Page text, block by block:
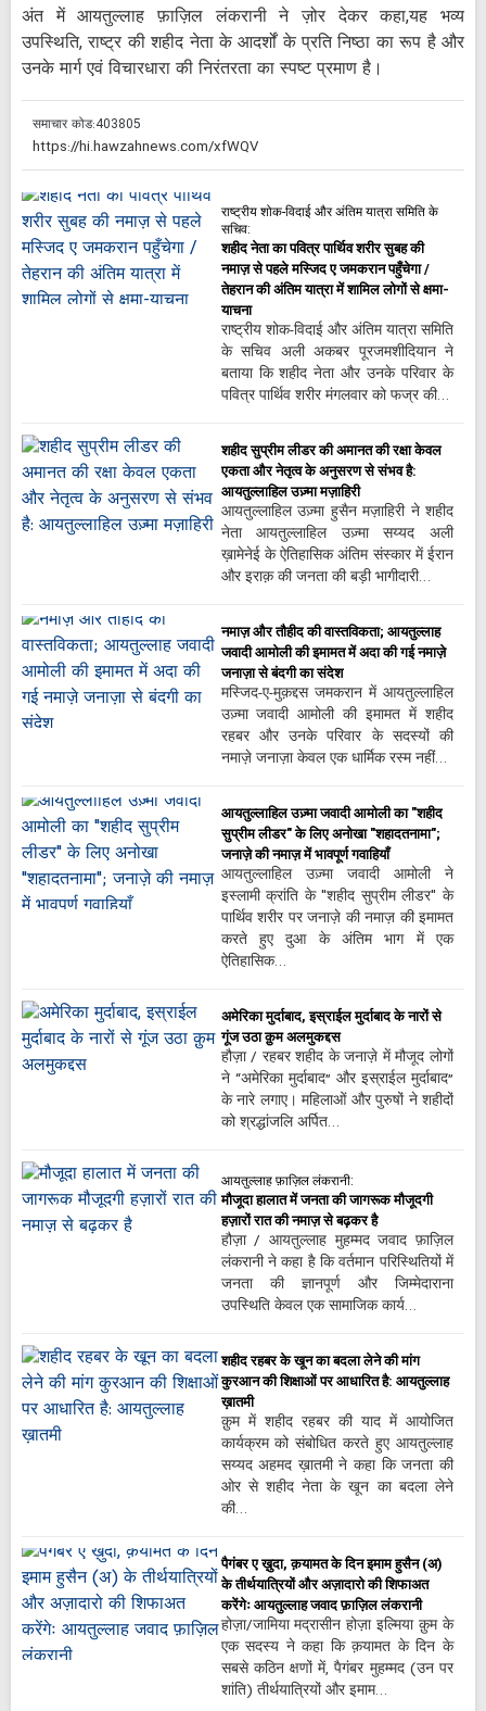
अंत में आयतुल्लाह फ़ाज़िल लंकरानी ने ज़ोर देकर कहा,यह भव्य
उपस्थिति, राष्ट्र की शहीद नेता के आदर्शों के प्रति निष्ठा का रूप है और
उनके मार्ग एवं विचारधारा की निरंतरता का स्पष्ट प्रमाण है।
समाचार कोड:403805
राष्ट्रीय शोक-विदाई और अंतिम यात्रा समिति के
सचिव:
शहीद नेता का पवित्र पार्थिव शरीर सुबह की
नमाज़ से पहले मस्जिद ए जमकरान पहुँचेगा /
तेहरान की अंतिम यात्रा में शामिल लोगों से क्षमा-
याचना
राष्ट्रीय शोक-विदाई और अंतिम यात्रा समिति
के सचिव अली अकबर पूरजमशीदियान ने
बताया कि शहीद नेता और उनके परिवार के
पवित्र पार्थिव शरीर मंगलवार को फज्र की…
शहीद सुप्रीम लीडर की अमानत की रक्षा केवल
एकता और नेतृत्व के अनुसरण से संभव है:
आयतुल्लाहिल उज़्मा मज़ाहिरी
आयतुल्लाहिल उज़्मा हुसैन मज़ाहिरी ने शहीद
नेता आयतुल्लाहिल उज़्मा सय्यद अली
ख़ामेनेई के ऐतिहासिक अंतिम संस्कार में ईरान
और इराक़ की जनता की बड़ी भागीदारी…
नमाज़ और तौहीद की वास्तविकता; आयतुल्लाह
जवादी आमोली की इमामत में अदा की गई नमाज़े
जनाज़ा से बंदगी का संदेश
मस्जिद-ए-मुक़द्दस जमकरान में आयतुल्लाहिल
उज़्मा जवादी आमोली की इमामत में शहीद
रहबर और उनके परिवार के सदस्यों की
नमाज़े जनाज़ा केवल एक धार्मिक रस्म नहीं…
आयतुल्लाहिल उज़्मा जवादी आमोली का "शहीद
सुप्रीम लीडर" के लिए अनोखा "शहादतनामा";
जनाज़े की नमाज़ में भावपूर्ण गवाहियाँ
आयतुल्लाहिल उज़्मा जवादी आमोली ने
इस्लामी क्रांति के "शहीद सुप्रीम लीडर" के
पार्थिव शरीर पर जनाज़े की नमाज़ की इमामत
करते हुए दुआ के अंतिम भाग में एक
ऐतिहासिक…
अमेरिका मुर्दाबाद, इस्राईल मुर्दाबाद के नारों से
गूंज उठा क़ुम अलमुकद्दस
हौज़ा / रहबर शहीद के जनाज़े में मौजूद लोगों
ने “अमेरिका मुर्दाबाद” और इस्राईल मुर्दाबाद”
के नारे लगाए। महिलाओं और पुरुषों ने शहीदों
को श्रद्धांजलि अर्पित…
आयतुल्लाह फ़ाज़िल लंकरानी:
मौजूदा हालात में जनता की जागरूक मौजूदगी
हज़ारों रात की नमाज़ से बढ़कर है
हौज़ा / आयतुल्लाह मुहम्मद जवाद फ़ाज़िल
लंकरानी ने कहा है कि वर्तमान परिस्थितियों में
जनता की ज्ञानपूर्ण और जिम्मेदाराना
उपस्थिति केवल एक सामाजिक कार्य…
शहीद रहबर के खून का बदला लेने की मांग
कुरआन की शिक्षाओं पर आधारित है: आयतुल्लाह
ख़ातमी
क़ुम में शहीद रहबर की याद में आयोजित
कार्यक्रम को संबोधित करते हुए आयतुल्लाह
सय्यद अहमद ख़ातमी ने कहा कि जनता की
ओर से शहीद नेता के खून का बदला लेने
की…
पैगंबर ए ख़ुदा, ​​क़यामत के दिन इमाम हुसैन (अ)
के तीर्थयात्रियों और अज़ादारो की शिफाअत
करेंगेः आयतुल्लाह जवाद फ़ाज़िल लंकरानी
होज़ा/जामिया मद्रासीन होज़ा इल्मिया क़ुम के
एक सदस्य ने कहा कि क़यामत के दिन के
सबसे कठिन क्षणों में, पैगंबर मुहम्मद (उन पर
शांति) तीर्थयात्रियों और इमाम…